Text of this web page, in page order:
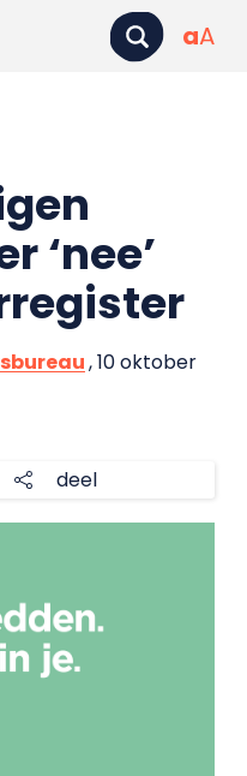
aA
‘nee’
, 10 oktober
deel